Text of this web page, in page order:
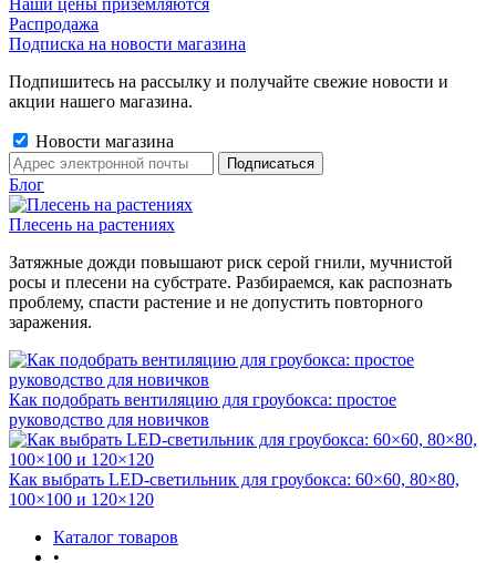
Наши цены приземляются
Распродажа
Подписка на новости магазина
Подпишитесь на рассылку и получайте свежие новости и
акции нашего магазина.
Новости магазина
Блог
Плесень на растениях
Затяжные дожди повышают риск серой гнили, мучнистой
росы и плесени на субстрате. Разбираемся, как распознать
проблему, спасти растение и не допустить повторного
заражения.
Как подобрать вентиляцию для гроубокса: простое
руководство для новичков
Как выбрать LED-светильник для гроубокса: 60×60, 80×80,
100×100 и 120×120
Каталог товаров
•